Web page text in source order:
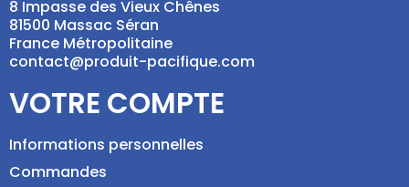
8 Impasse des Vieux Chênes
81500 Massac Séran
France Métropolitaine
contact@produit-pacifique.com
VOTRE COMPTE
Informations personnelles
Commandes